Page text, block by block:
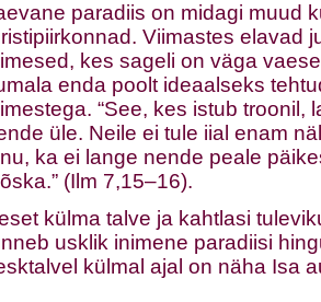
paradiis on midagi muud
Viimastes elavad
kes sageli on väga
enda poolt ideaalseks
“See, kes istub troonil,
üle. Neile ei tule iial enam
ka ei lange nende peale
(Ilm 7,15–16).
külma talve ja kahtlasi
usklik inimene paradiisi
külmal ajal on näha Isa